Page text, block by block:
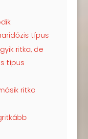
típus
ritka, de
típus
ritka